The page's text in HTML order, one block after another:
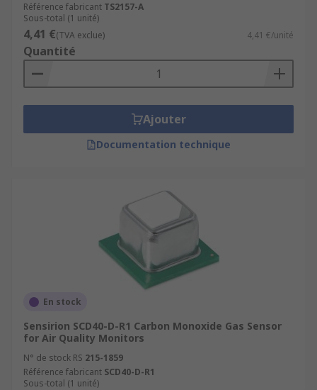
Référence fabricant TS2157-A
Sous-total (1 unité)
4,41 €(TVA exclue) 4,41 €/unité
Quantité
Ajouter
Documentation technique
En stock
Sensirion SCD40-D-R1 Carbon Monoxide Gas Sensor
for Air Quality Monitors
N° de stock RS 215-1859
Référence fabricant SCD40-D-R1
Sous-total (1 unité)